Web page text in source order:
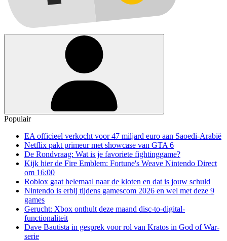
Populair
EA officieel verkocht voor 47 miljard euro aan Saoedi-Arabië
Netflix pakt primeur met showcase van GTA 6
De Rondvraag: Wat is je favoriete fightinggame?
Kijk hier de Fire Emblem: Fortune's Weave Nintendo Direct
om 16:00
Roblox gaat helemaal naar de kloten en dat is jouw schuld
Nintendo is erbij tijdens gamescom 2026 en wel met deze 9
games
Gerucht: Xbox onthult deze maand disc-to-digital-
functionaliteit
Dave Bautista in gesprek voor rol van Kratos in God of War-
serie